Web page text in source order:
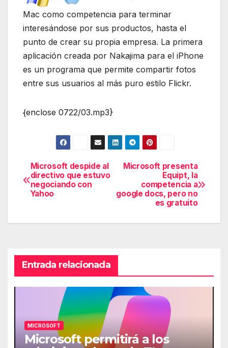
Mac como competencia para terminar
interesándose por sus productos, hasta el
punto de crear su propia empresa. La primera
aplicación creada por Nakajima para el iPhone
es un programa que permite compartir fotos
entre sus usuarios al más puro estilo Flickr.
{enclose 0722/03.mp3}
Navegación
de
Microsoft presenta
Equipt, la
competencia a
google docs, pero no
es gratuito
Microsoft despide al
directivo que estuvo
negociando con
Yahoo
Entrada relacionada
MICROSOFT
Microsoft permitirá a los